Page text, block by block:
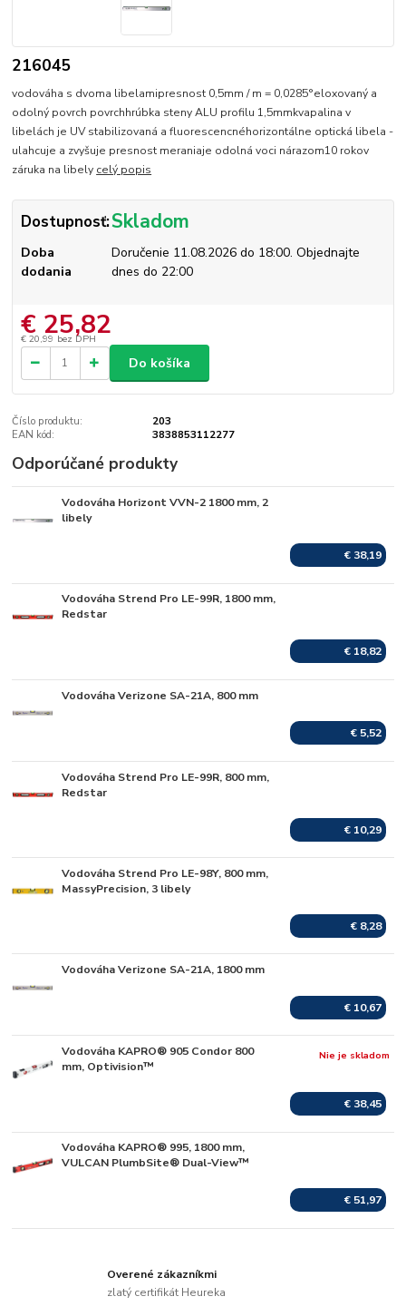
216045
vodováha s dvoma libelamipresnost 0,5mm / m = 0,0285°eloxovaný a
odolný povrch povrchhrúbka steny ALU profilu 1,5mmkvapalina v
libelách je UV stabilizovaná a fluorescencnéhorizontálne optická libela -
ulahcuje a zvyšuje presnost meraniaje odolná voci nárazom10 rokov
záruka na libely celý popis
Dostupnosť:Skladom
Doba
dodania
Doručenie 11.08.2026 do 18:00. Objednajte
dnes do 22:00
€ 25,82
€ 20,99 bez DPH
Do košíka
Číslo produktu:
203
EAN kód:
3838853112277
Odporúčané produkty
Vodováha Horizont VVN-2 1800 mm, 2
libely
€ 38,19
Vodováha Strend Pro LE-99R, 1800 mm,
Redstar
€ 18,82
Vodováha Verizone SA-21A, 800 mm
€ 5,52
Vodováha Strend Pro LE-99R, 800 mm,
Redstar
€ 10,29
Vodováha Strend Pro LE-98Y, 800 mm,
MassyPrecision, 3 libely
€ 8,28
Vodováha Verizone SA-21A, 1800 mm
€ 10,67
Vodováha KAPRO® 905 Condor 800
mm, Optivision™
€ 38,45
Nie je skladom
Vodováha KAPRO® 995, 1800 mm,
VULCAN PlumbSite® Dual-View™
€ 51,97
Overené zákazníkmi
zlatý certifikát Heureka